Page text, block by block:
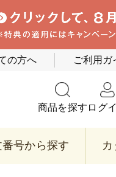
の方へ ご利用ガ
商品を探す ログ
号から探す